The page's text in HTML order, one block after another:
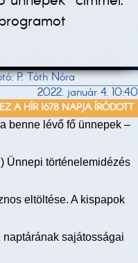
P. Tóth Nóra
2022. január 4. 10:40
A HÍR 1678 NAPJA ÍRÓDOTT
benne lévő fő ünnepek –
Ünnepi történelemidézés
eltöltése. A kispapok
naptárának sajátosságai